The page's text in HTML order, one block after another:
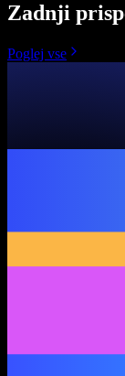
Zadnji
Poglej vse